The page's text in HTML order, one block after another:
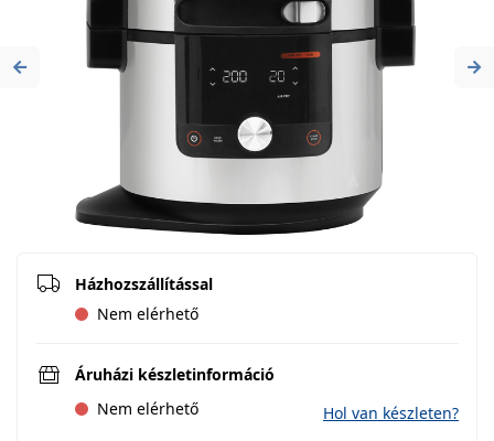
Previous
Házhozszállítással
Nem elérhető
Áruházi készletinformáció
Nem elérhető
Hol van készleten?